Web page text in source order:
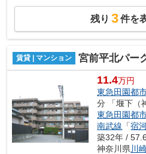
残り 3件を
賃貸 | マンション 宮前平北パー
11.4万円
東急田園都
分 「堰下（
東急田園都
南武線 「宿
築32年 /
神奈川県 川